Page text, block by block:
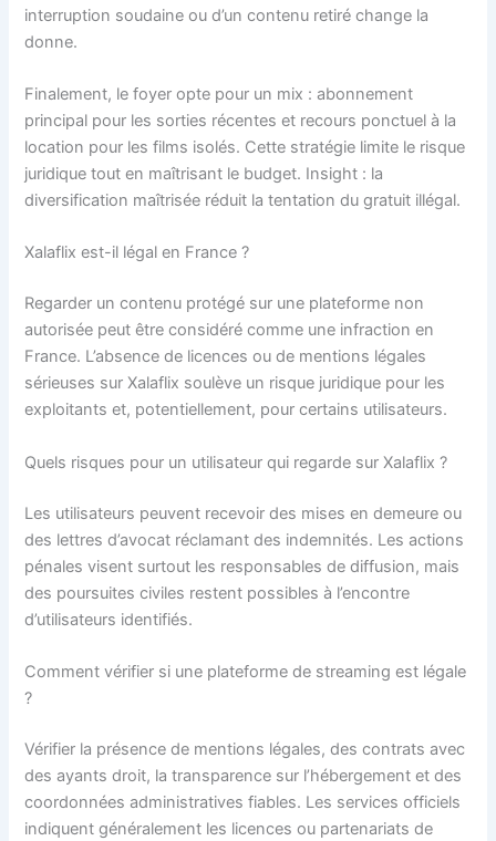
interruption soudaine ou d’un contenu retiré change la
donne.
Finalement, le foyer opte pour un mix : abonnement
principal pour les sorties récentes et recours ponctuel à la
location pour les films isolés. Cette stratégie limite le risque
juridique tout en maîtrisant le budget. Insight : la
diversification maîtrisée réduit la tentation du gratuit illégal.
Xalaflix est-il légal en France ?
Regarder un contenu protégé sur une plateforme non
autorisée peut être considéré comme une infraction en
France. L’absence de licences ou de mentions légales
sérieuses sur Xalaflix soulève un risque juridique pour les
exploitants et, potentiellement, pour certains utilisateurs.
Quels risques pour un utilisateur qui regarde sur Xalaflix ?
Les utilisateurs peuvent recevoir des mises en demeure ou
des lettres d’avocat réclamant des indemnités. Les actions
pénales visent surtout les responsables de diffusion, mais
des poursuites civiles restent possibles à l’encontre
d’utilisateurs identifiés.
Comment vérifier si une plateforme de streaming est légale
?
Vérifier la présence de mentions légales, des contrats avec
des ayants droit, la transparence sur l’hébergement et des
coordonnées administratives fiables. Les services officiels
indiquent généralement les licences ou partenariats de